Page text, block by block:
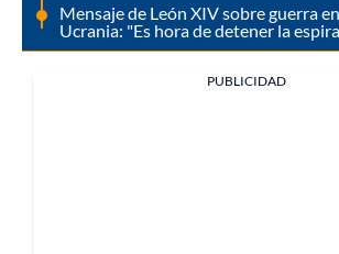
Mensaje de León XIV sobre guerra
Ucrania: "Es hora de detener la
PUBLICIDAD